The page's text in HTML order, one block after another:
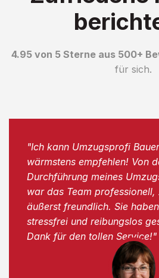
4.95 von 5 Sterne aus 500+
für sich.
"Ich kann Umzugsprofi
wärmstens empfehlen! Von
Durchführung meines
war das Team professionell,
äußerst freundlich. Sie
stressfrei und reibungslos
Dank für den tollen Service!"